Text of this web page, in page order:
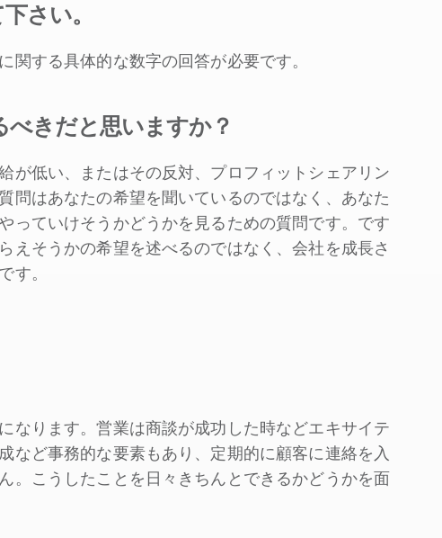
さい。
関する具体的な数字の回答が必要です。
きだと思いますか？
が低い、またはその反対、プロフィットシェアリン
問はあなたの希望を聞いているのではなく、あなた
っていけそうかどうかを見るための質問です。です
えそうかの希望を述べるのではなく、会社を成長さ
す。
なります。営業は商談が成功した時などエキサイテ
など事務的な要素もあり、定期的に顧客に連絡を入
。こうしたことを日々きちんとできるかどうかを面